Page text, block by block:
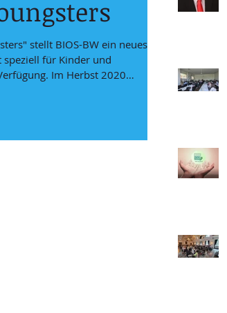
stellt BIOS-BW ein neues
speziell für Kinder und
Im Herbst 2020